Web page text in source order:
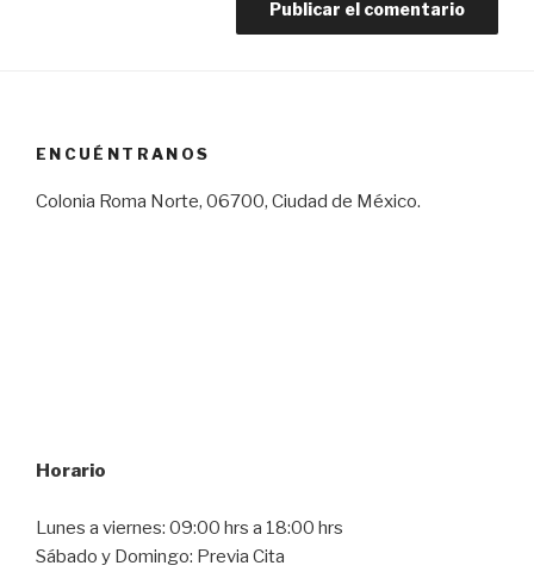
ENCUÉNTRANOS
Colonia Roma Norte, 06700, Ciudad de México.
Horario
Lunes a viernes: 09:00 hrs a 18:00 hrs
Sábado y Domingo: Previa Cita